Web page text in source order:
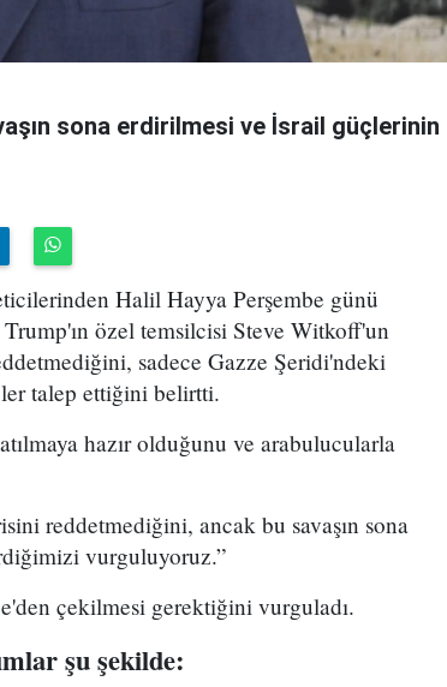
sona erdirilmesi ve İsrail güçlerinin
Halil Hayya Perşembe günü
özel temsilcisi Steve Witkoff'un
sadece Gazze Şeridi'ndeki
talep ettiğini belirtti.
hazır olduğunu ve arabulucularla
reddetmediğini, ancak bu savaşın sona
vurguluyoruz.”
çekilmesi gerektiğini vurguladı.
şu şekilde: